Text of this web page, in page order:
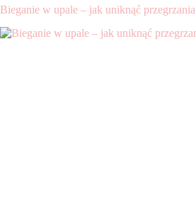
Bieganie w upale – jak uniknąć